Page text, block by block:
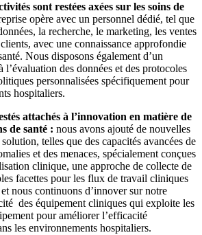
sont restées axées sur les soins de
opère avec un personnel dédié, tel que
la recherche, le marketing, les ventes
avec une connaissance approfondie
Nous disposons également d’un
l’évaluation des données et des protocoles
personnalisées spécifiquement pour
hospitaliers.
attachés à l’innovation en matière de
de santé : nous avons ajouté de nouvelles
telles que des capacités avancées de
et des menaces, spécialement conçues
clinique, une approche de collecte de
facettes pour les flux de travail cliniques
nous continuons d’innover sur notre
des équipement cliniques qui exploite les
pour améliorer l’efficacité
les environnements hospitaliers.